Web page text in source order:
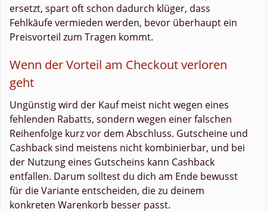
ersetzt, spart oft schon dadurch klüger, dass
Fehlkäufe vermieden werden, bevor überhaupt ein
Preisvorteil zum Tragen kommt.
Wenn der Vorteil am Checkout verloren
geht
Ungünstig wird der Kauf meist nicht wegen eines
fehlenden Rabatts, sondern wegen einer falschen
Reihenfolge kurz vor dem Abschluss. Gutscheine und
Cashback sind meistens nicht kombinierbar, und bei
der Nutzung eines Gutscheins kann Cashback
entfallen. Darum solltest du dich am Ende bewusst
für die Variante entscheiden, die zu deinem
konkreten Warenkorb besser passt.